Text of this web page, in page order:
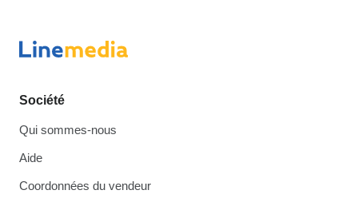
Société
Qui sommes-nous
Aide
Coordonnées du vendeur